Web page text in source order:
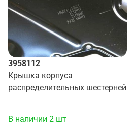
3958112
Крышка корпуса
распределительных шестерней
В наличии 2 шт